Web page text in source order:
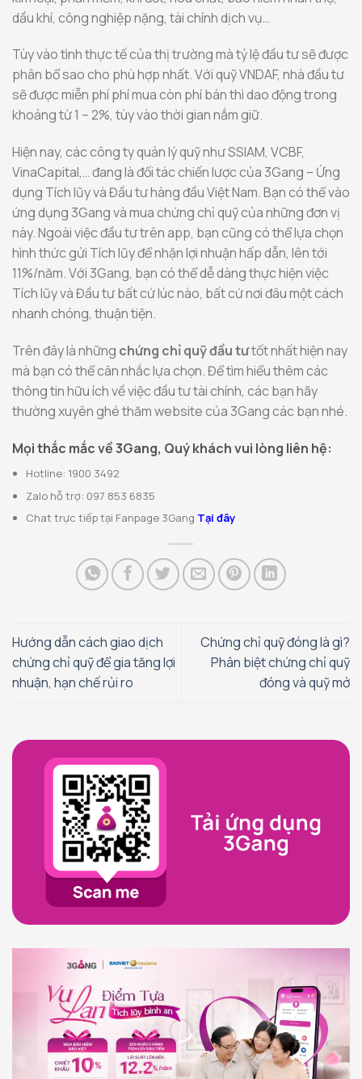
dầu khí, công nghiệp nặng, tài chính dịch vụ…
Tùy vào tình thực tế của thị trường mà tỷ lệ đầu tư sẽ được
phân bổ sao cho phù hợp nhất. Với quỹ VNDAF, nhà đầu tư
sẽ được miễn phí phí mua còn phí bán thì dao động trong
khoảng từ 1 – 2%, tùy vào thời gian nắm giữ.
Hiện nay, các công ty quản lý quỹ như SSIAM, VCBF,
VinaCapital,… đang là đối tác chiến lược của 3Gang – Ứng
dụng Tích lũy và Đầu tư hàng đầu Việt Nam. Bạn có thể vào
ứng dụng 3Gang và mua chứng chỉ quỹ của những đơn vị
này. Ngoài việc đầu tư trên app, bạn cũng có thể lựa chọn
hình thức gửi Tích lũy để nhận lợi nhuận hấp dẫn, lên tới
11%/năm. Với 3Gang, bạn có thể dễ dàng thực hiện việc
Tích lũy và Đầu tư bất cứ lúc nào, bất cứ nơi đâu một cách
nhanh chóng, thuận tiện.
Trên đây là những chứng chỉ quỹ đầu tưtốt nhất hiện nay
mà bạn có thể cân nhắc lựa chọn. Để tìm hiểu thêm các
thông tin hữu ích về việc đầu tư tài chính, các bạn hãy
thường xuyên ghé thăm website của 3Gang các bạn nhé.
Mọi thắc mắc về 3Gang, Quý khách vui lòng liên hệ:
Hotline: 1900 3492
Zalo hỗ trợ: 097 853 6835
Chat trực tiếp tại Fanpage 3Gang Tại đây
Hướng dẫn cách giao dịch
chứng chỉ quỹ để gia tăng lợi
nhuận, hạn chế rủi ro
Chứng chỉ quỹ đóng là gì?
Phân biệt chứng chỉ quỹ
đóng và quỹ mở